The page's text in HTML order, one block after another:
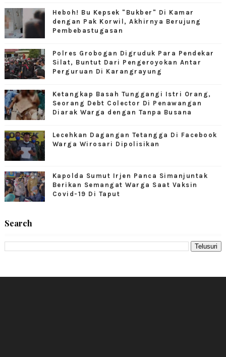
Heboh! Bu Kepsek "Bukber" Di Kamar
dengan Pak Korwil, Akhirnya Berujung
Pembebastugasan
Polres Grobogan Digruduk Para Pendekar
Silat, Buntut Dari Pengeroyokan Antar
Perguruan Di Karangrayung
Ketangkap Basah Tunggangi Istri Orang,
Seorang Debt Colector Di Penawangan
Diarak Warga dengan Tanpa Busana
Lecehkan Dagangan Tetangga Di Facebook
Warga Wirosari Dipolisikan
Kapolda Sumut Irjen Panca Simanjuntak
Berikan Semangat Warga Saat Vaksin
Covid-19 Di Taput
Search